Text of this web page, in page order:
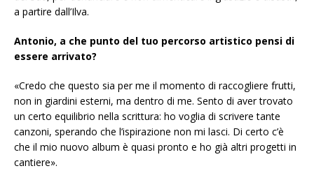
a partire dall’Ilva.
Antonio, a che punto del tuo percorso artistico pensi di
essere arrivato?
«Credo che questo sia per me il momento di raccogliere frutti,
non in giardini esterni, ma dentro di me. Sento di aver trovato
un certo equilibrio nella scrittura: ho voglia di scrivere tante
canzoni, sperando che l’ispirazione non mi lasci. Di certo c’è
che il mio nuovo album è quasi pronto e ho già altri progetti in
cantiere».